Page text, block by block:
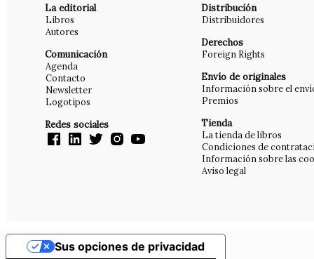
La editorial
Libros
Autores
Comunicación
Agenda
Contacto
Newsletter
Logotipos
Redes sociales
Distribución
Distribuidores
Derechos
Foreign Rights
Envío de originales
Información sobre el
Premios
Tienda
La tienda de libros
Condiciones de
Información sobre las
Aviso legal
Sus opciones de privacidad